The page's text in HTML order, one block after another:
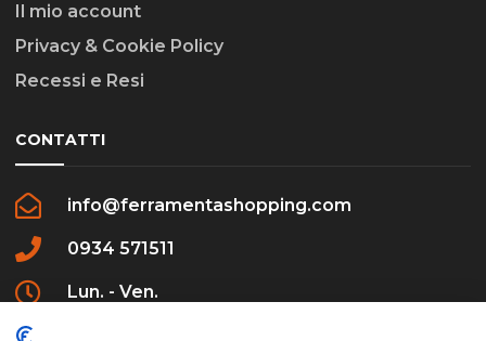
Il mio account
Privacy & Cookie Policy
Recessi e Resi
CONTATTI
info@ferramentashopping.com
0934 571511
Lun. - Ven.